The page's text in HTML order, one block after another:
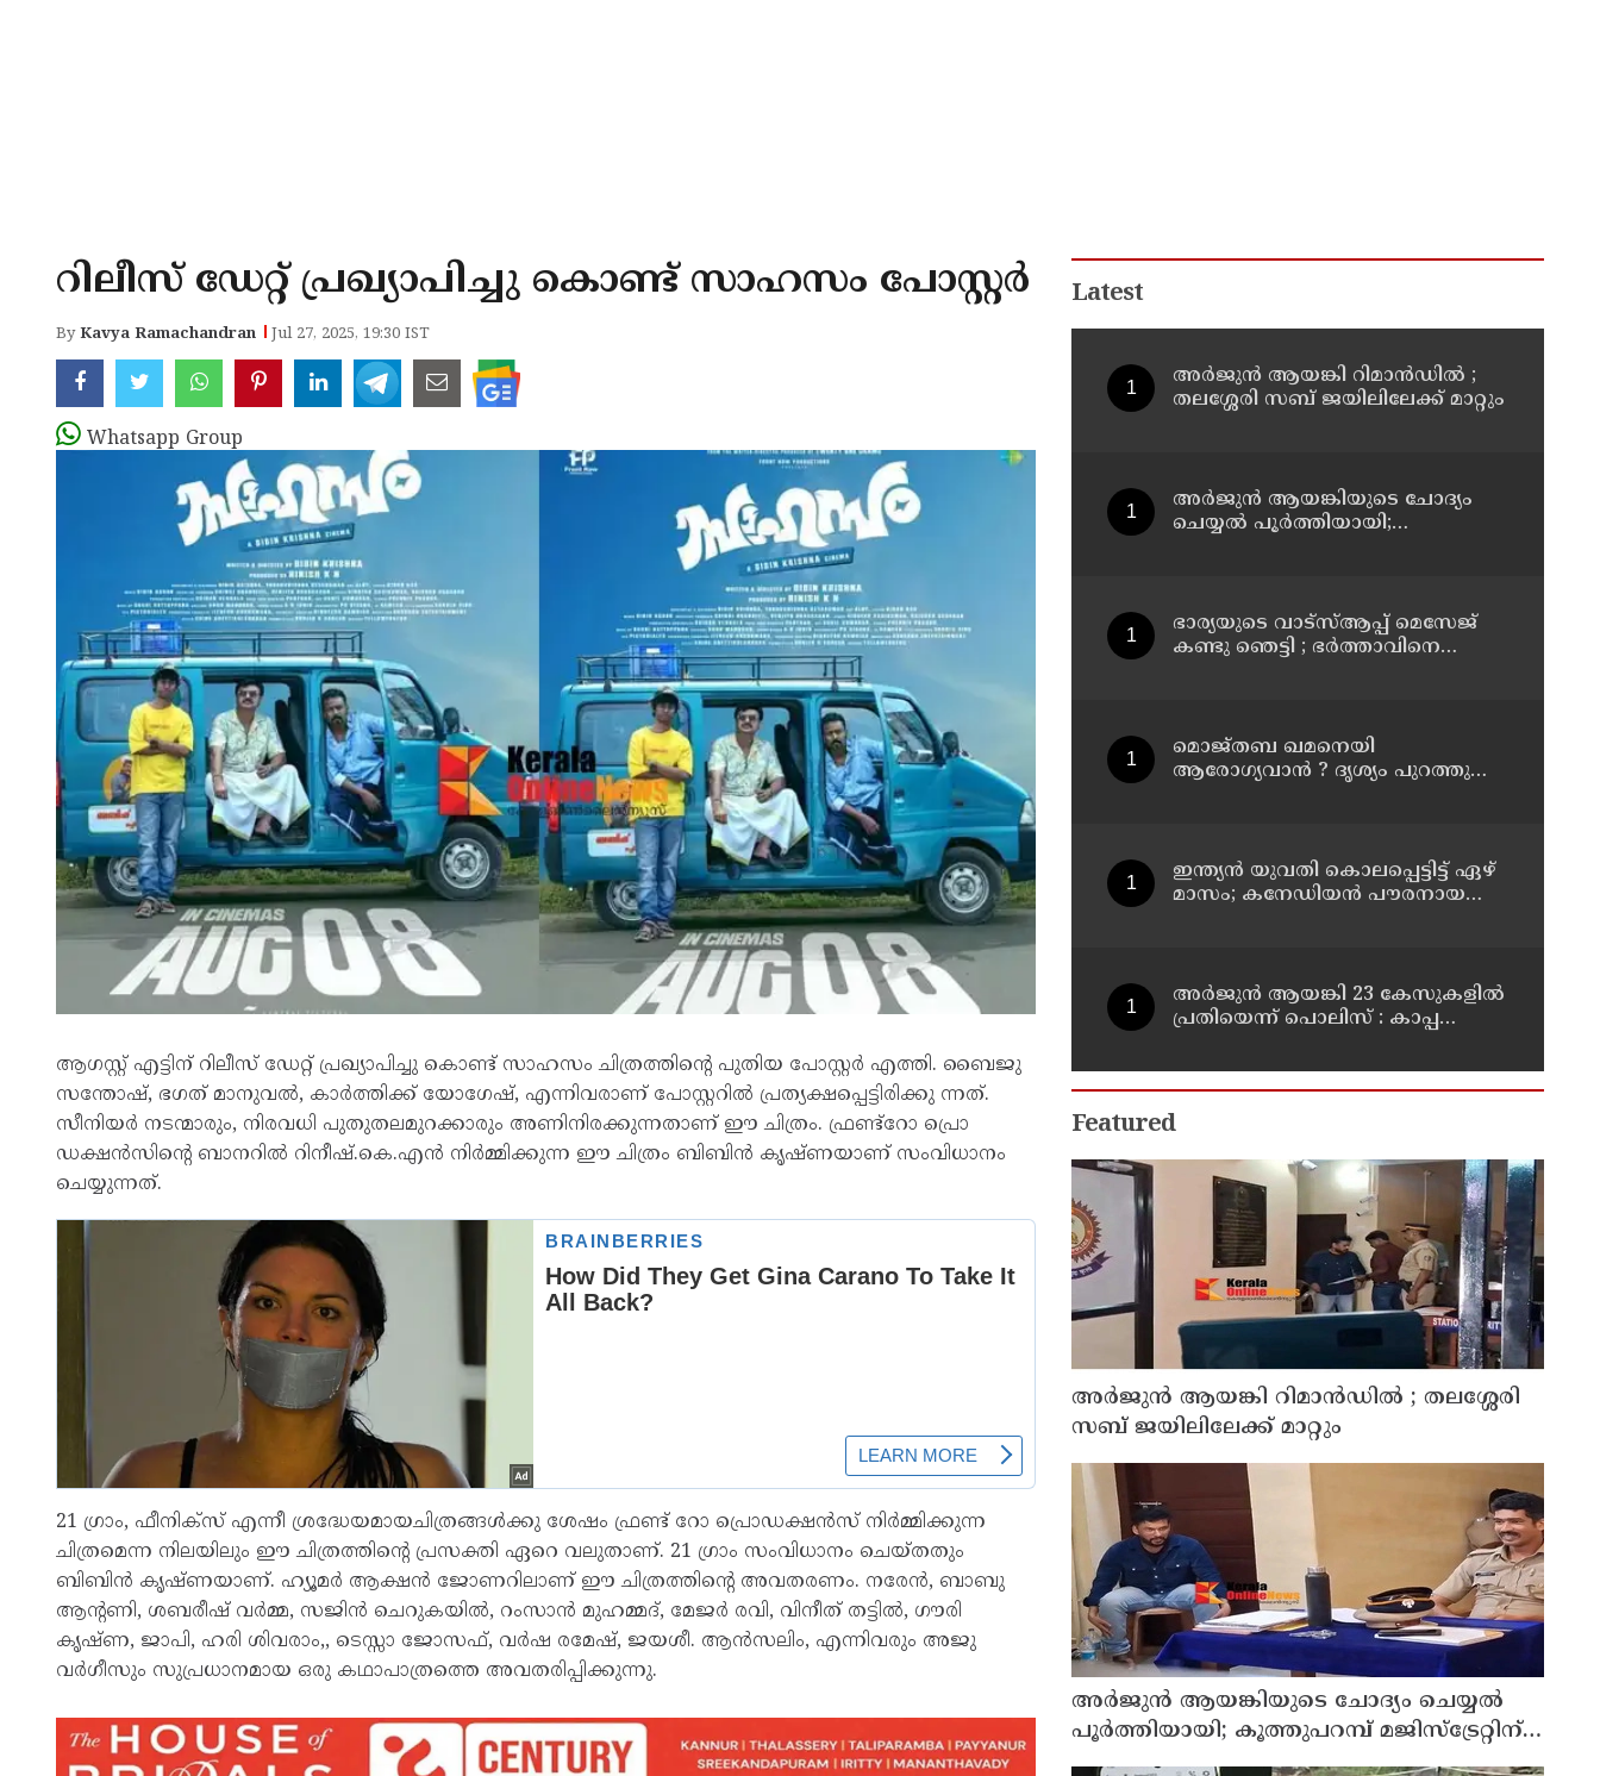
റിലീസ് ഡേറ്റ് പ്രഖ്യാപിച്ചു കൊണ്ട് സാഹസം പോസ്റ്റർ
ByKavya Ramachandran Jul 27, 2025, 19:30 IST
Whatsapp Group
ആഗസ്റ്റ് എട്ടിന് റിലീസ് ഡേറ്റ് പ്രഖ്യാപിച്ചു കൊണ്ട് സാഹസം ചിത്രത്തിൻ്റെ പുതിയ പോസ്റ്റർ എത്തി. ബൈജു
സന്തോഷ്, ഭഗത് മാനുവൽ, കാർത്തിക്ക് യോഗേഷ്, എന്നിവരാണ് പോസ്റ്ററിൽ പ്രത്യക്ഷപ്പെട്ടിരിക്കു ന്നത്.
സീനിയർ നടന്മാരും, നിരവധി പുതുതലമുറക്കാരും അണിനിരക്കുന്നതാണ് ഈ ചിത്രം. ഫ്രണ്ട്റോ പ്രൊ
ഡക്ഷൻസിൻ്റെ ബാനറിൽ റിനീഷ്.കെ.എൻ നിർമ്മിക്കുന്ന ഈ ചിത്രം ബിബിൻ കൃഷ്ണയാണ് സംവിധാനം
ചെയ്യുന്നത്.
21 ഗ്രാം, ഫീനിക്സ് എന്നീ ശ്രദ്ധേയമായചിത്രങ്ങൾക്കു ശേഷം ഫ്രണ്ട് റോ പ്രൊഡക്ഷൻസ് നിർമ്മിക്കുന്ന
ചിത്രമെന്ന നിലയിലും ഈ ചിത്രത്തിൻ്റെ പ്രസക്തി ഏറെ വലുതാണ്. 21 ഗ്രാം സംവിധാനം ചെയ്തതും
ബിബിൻ കൃഷ്ണയാണ്. ഹ്യൂമർ ആക്ഷൻ ജോണറിലാണ് ഈ ചിത്രത്തിൻ്റെ അവതരണം. നരേൻ, ബാബു
ആൻ്റണി, ശബരീഷ് വർമ്മ, സജിൻ ചെറുകയിൽ, റംസാൻ മുഹമ്മദ്, മേജർ രവി, വിനീത് തട്ടിൽ, ഗൗരി
കൃഷ്ണ, ജാപി, ഹരി ശിവരാം,, ടെസ്സാ ജോസഫ്, വർഷ രമേഷ്, ജയശീ. ആൻസലിം, എന്നിവരും അജു
വർഗീസും സുപ്രധാനമായ ഒരു കഥാപാത്രത്തെ അവതരിപ്പിക്കുന്നു.
Latest
അര്‍ജുന്‍ ആയങ്കി റിമാന്‍ഡില്‍ ;
തലശ്ശേരി സബ് ജയിലിലേക്ക് മാറ്റും
അര്‍ജുന്‍ ആയങ്കിയുടെ ചോദ്യം
ചെയ്യല്‍ പൂര്‍ത്തിയായി;
ഭാര്യയുടെ വാട്സ്ആപ്പ് മെസേജ്
കണ്ടു ഞെട്ടി ; ഭര്‍ത്താവിനെ
യുവതിയും സുഹൃത്തും ഒളിവില്‍
മൊജ്തബ ഖമനെയി
ആരോഗ്യവാന്‍ ? ദൃശ്യം പുറത്തുവിട്ട്
ഇന്ത്യന്‍ യുവതി കൊലപ്പെട്ടിട്ട് ഏഴ്
മാസം; കനേഡിയന്‍ പൗരനായ
അര്‍ജുന്‍ ആയങ്കി 23 കേസുകളില്‍
പ്രതിയെന്ന് പൊലിസ് : കാപ്പ
നീക്കം
Featured
അര്‍ജുന്‍ ആയങ്കി റിമാന്‍ഡില്‍ ; തലശ്ശേരി
സബ് ജയിലിലേക്ക് മാറ്റും
അര്‍ജുന്‍ ആയങ്കിയുടെ ചോദ്യം ചെയ്യല്‍
പൂര്‍ത്തിയായി; കൂത്തുപറമ്പ് മജിസ്ട്രേറ്റിന്
മുൻപില്‍ ഹാജരാക്കും